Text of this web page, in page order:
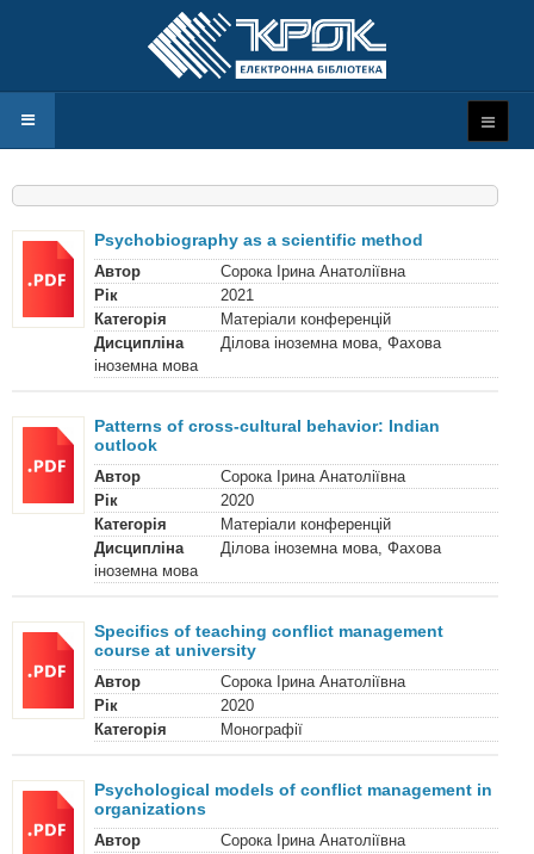
Psychobiography as a scientific method
Автор
Сорока Ірина Анатоліївна
Рік
2021
Категорія
Матеріали конференцій
Дисципліна
Ділова іноземна мова, Фахова
іноземна мова
Patterns of cross-cultural behavior: Indian
outlook
Автор
Сорока Ірина Анатоліївна
Рік
2020
Категорія
Матеріали конференцій
Дисципліна
Ділова іноземна мова, Фахова
іноземна мова
Specifics of teaching conflict management
course at university
Автор
Сорока Ірина Анатоліївна
Рік
2020
Категорія
Монографії
Psychological models of conflict management in
organizations
Автор
Сорока Ірина Анатоліївна